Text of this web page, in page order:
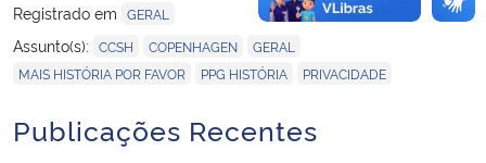
Registrado em GERAL
Assunto(s): CCSH COPENHAGEN GERAL
MAIS HISTÓRIA POR FAVOR PPG HISTÓRIA PRIVACIDADE
Publicações Recentes